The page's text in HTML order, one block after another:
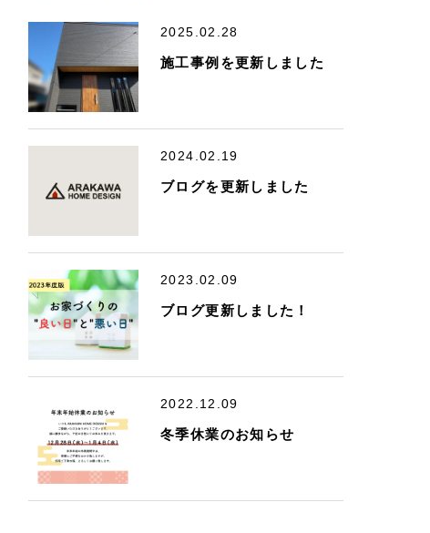
2025.02.28
施工事例を更新しました
2024.02.19
ブログを更新しました
2023.02.09
ブログ更新しました！
2022.12.09
冬季休業のお知らせ